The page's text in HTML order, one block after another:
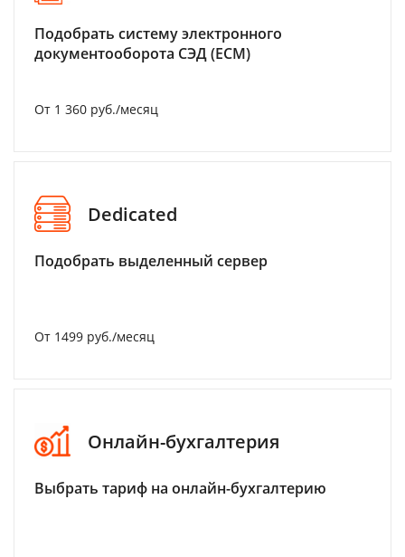
Подобрать систему электронного
документооборота СЭД (ECM)
От 1 360 руб./месяц
Dedicated
Подобрать выделенный сервер
От 1499 руб./месяц
Онлайн-бухгалтерия
Выбрать тариф на онлайн-бухгалтерию